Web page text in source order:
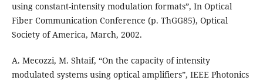
using constant-intensity modulation formats”, In Optical
Fiber Communication Conference (p. ThGG85), Optical
Society of America, March, 2002.
A. Mecozzi, M. Shtaif, “On the capacity of intensity
modulated systems using optical amplifiers”, IEEE Photonics